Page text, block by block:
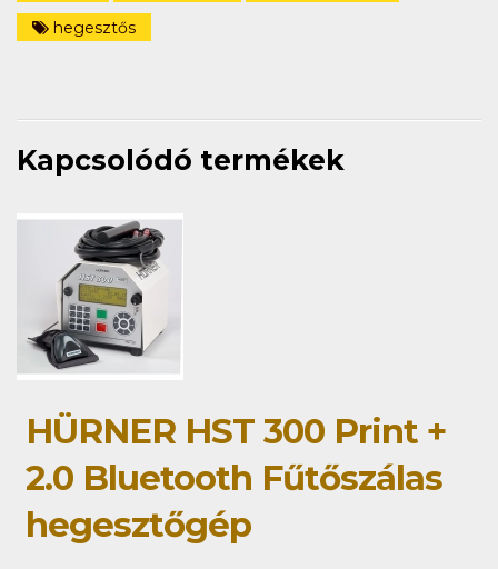
hegesztős
Kapcsolódó termékek
HÜRNER HST 300 Print +
2.0 Bluetooth Fűtőszálas
hegesztőgép